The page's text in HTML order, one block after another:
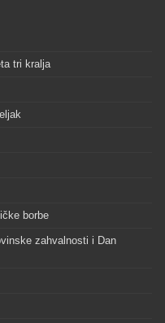
tri kralja
borbe
zahvalnosti i Dan